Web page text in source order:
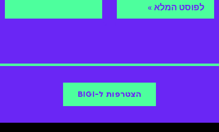
לפוסט המלא »
הצטרפות ל-BIGI